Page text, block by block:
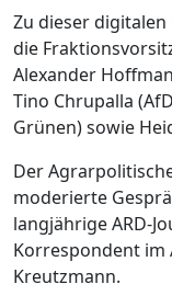
Zu dieser
die
Alexander
Tino Chrupalla
Grünen) sowie
Der
moderierte
langjährige ARD-
Korrespondent im
Kreutzmann.